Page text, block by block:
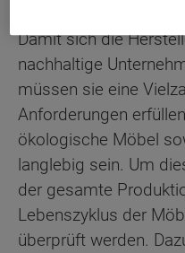
Damit sich die
nachhaltige
müssen sie eine
Anforderungen
ökologische Möbel
langlebig sein. Um
der gesamte
Lebenszyklus der
überprüft werden.